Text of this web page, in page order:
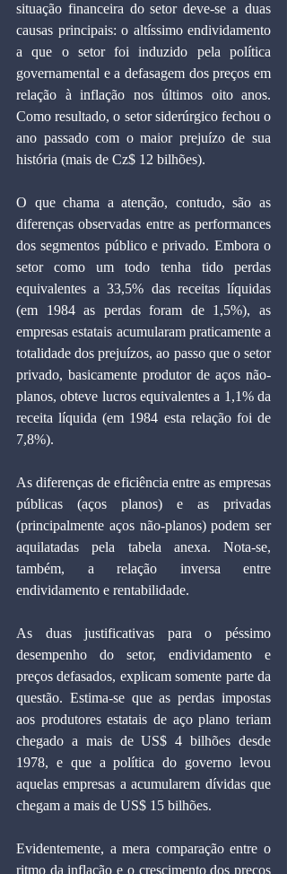
situação financeira do setor deve-se a duas
causas principais: o altíssimo endividamento
a que o setor foi induzido pela política
governamental e a defasagem dos preços em
relação à inflação nos últimos oito anos.
Como resultado, o setor siderúrgico fechou o
ano passado com o maior prejuízo de sua
história (mais de Cz$ 12 bilhões).
O que chama a atenção, contudo, são as
diferenças observadas entre as performances
dos segmentos público e privado. Embora o
setor como um todo tenha tido perdas
equivalentes a 33,5% das receitas líquidas
(em 1984 as perdas foram de 1,5%), as
empresas estatais acumularam praticamente a
totalidade dos prejuízos, ao passo que o setor
privado, basicamente produtor de aços não-
planos, obteve lucros equivalentes a 1,1% da
receita líquida (em 1984 esta relação foi de
7,8%).
As diferenças de eficiência entre as empresas
públicas (aços planos) e as privadas
(principalmente aços não-planos) podem ser
aquilatadas pela tabela anexa. Nota-se,
também, a relação inversa entre
endividamento e rentabilidade.
As duas justificativas para o péssimo
desempenho do setor, endividamento e
preços defasados, explicam somente parte da
questão. Estima-se que as perdas impostas
aos produtores estatais de aço plano teriam
chegado a mais de US$ 4 bilhões desde
1978, e que a política do governo levou
aquelas empresas a acumularem dívidas que
chegam a mais de US$ 15 bilhões.
Evidentemente, a mera comparação entre o
ritmo da inflação e o crescimento dos preços